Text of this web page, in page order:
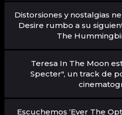
Distorsiones y nostalgias
Desire rumbo a su
The
Teresa In The Moon
Specter", un track de
Escuchemos ‘Ever The